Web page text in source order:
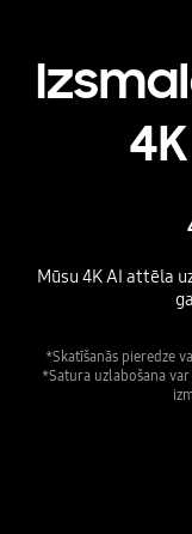
Mūsu 4K AI attēla
*Skatīšanās pieredze
*Satura uzlabošana